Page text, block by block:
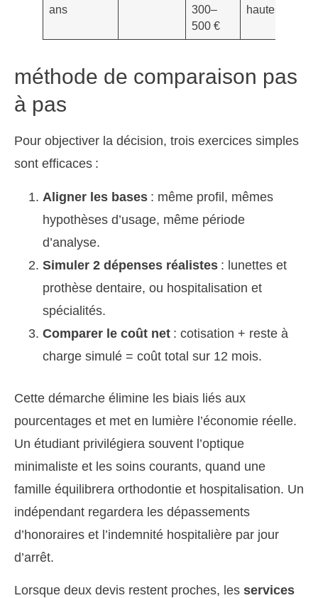
ans
300–
500 €
hautes
méthode de comparaison pas
à pas
Pour objectiver la décision, trois exercices simples
sont efficaces :
Aligner les bases : même profil, mêmes
hypothèses d’usage, même période
d’analyse.
Simuler 2 dépenses réalistes : lunettes et
prothèse dentaire, ou hospitalisation et
spécialités.
Comparer le coût net : cotisation + reste à
charge simulé = coût total sur 12 mois.
Cette démarche élimine les biais liés aux
pourcentages et met en lumière l’économie réelle.
Un étudiant privilégiera souvent l’optique
minimaliste et les soins courants, quand une
famille équilibrera orthodontie et hospitalisation. Un
indépendant regardera les dépassements
d’honoraires et l’indemnité hospitalière par jour
d’arrêt.
Lorsque deux devis restent proches, les services